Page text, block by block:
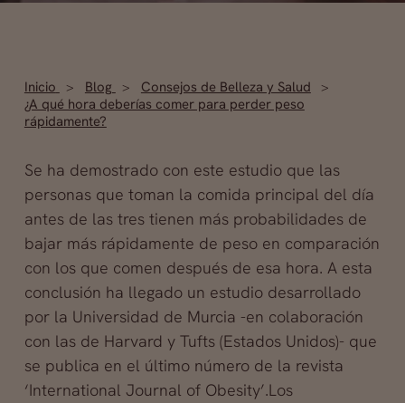
Inicio Blog
Consejos de Belleza y Salud
¿A qué hora deberías comer para perder peso
rápidamente?
Se ha demostrado con este estudio que las
personas que toman la comida principal del día
antes de las tres tienen más probabilidades de
bajar más rápidamente de peso en comparación
con los que comen después de esa hora. A esta
conclusión ha llegado un estudio desarrollado
por la Universidad de Murcia -en colaboración
con las de Harvard y Tufts (Estados Unidos)- que
se publica en el último número de la revista
‘International Journal of Obesity’.Los